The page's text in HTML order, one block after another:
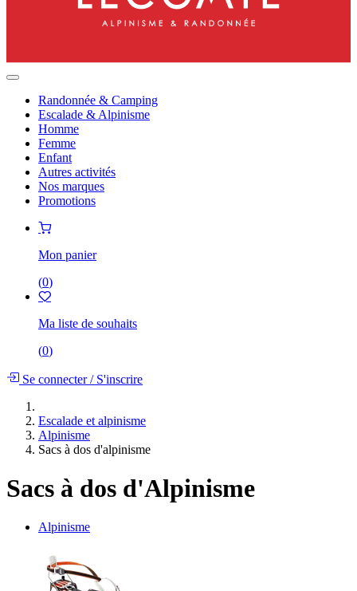
Randonnée & Camping
Escalade & Alpinisme
Homme
Femme
Enfant
Autres activités
Nos marques
Promotions
Mon panier
(0)
Ma liste de souhaits
(0)
Se connecter/S'inscrire
Escalade et alpinisme
Alpinisme
Sacs à dos d'alpinisme
Sacs à dos d'Alpinisme
Alpinisme